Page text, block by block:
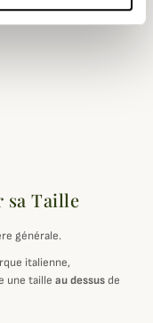
sa Taille
générale.
italienne,
une taille au dessusde